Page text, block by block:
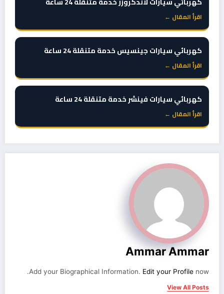
اقرأ المقال ←
كهربائي سيارات جينسيس خدمة متنقلة 24 ساعة
اقرأ المقال ←
كهربائي سيارات فينشر خدمة متنقلة 24 ساعة
اقرأ المقال ←
Ammar Ammar
Add your Biographical Information. Edit your Profile now.
View All Posts